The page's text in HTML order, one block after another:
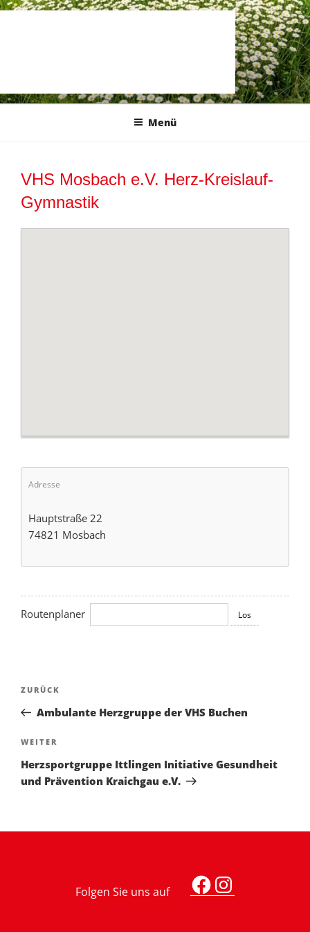
Zum
Menü
VHS Mosbach e.V. Herz-Kreislauf-
Gymnastik
Adresse
Hauptstraße 22
74821 Mosbach
Routenplaner Los
Beitragsnavigation
Vorheriger
Beitrag
ZURÜCK
Ambulante Herzgruppe der VHS Buchen
Nächster
Beitrag
WEITER
Herzsportgruppe Ittlingen Initiative Gesundheit
und Prävention Kraichgau e.V.
Facebook